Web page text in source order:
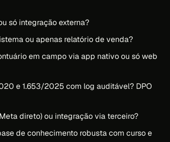
só integração externa?
ou apenas relatório de venda?
em campo via app nativo ou só web
e 1.653/2025 com log auditável? DPO
direto) ou integração via terceiro?
de conhecimento robusta com curso e